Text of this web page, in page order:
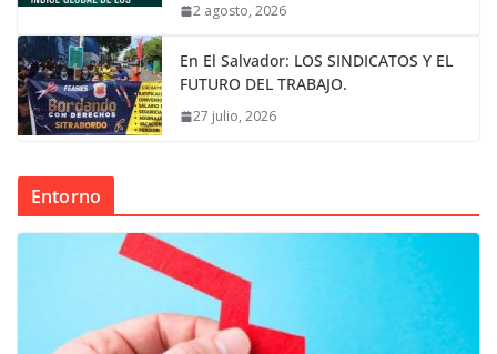
2 agosto, 2026
En El Salvador: LOS SINDICATOS Y EL
FUTURO DEL TRABAJO.
27 julio, 2026
Entorno